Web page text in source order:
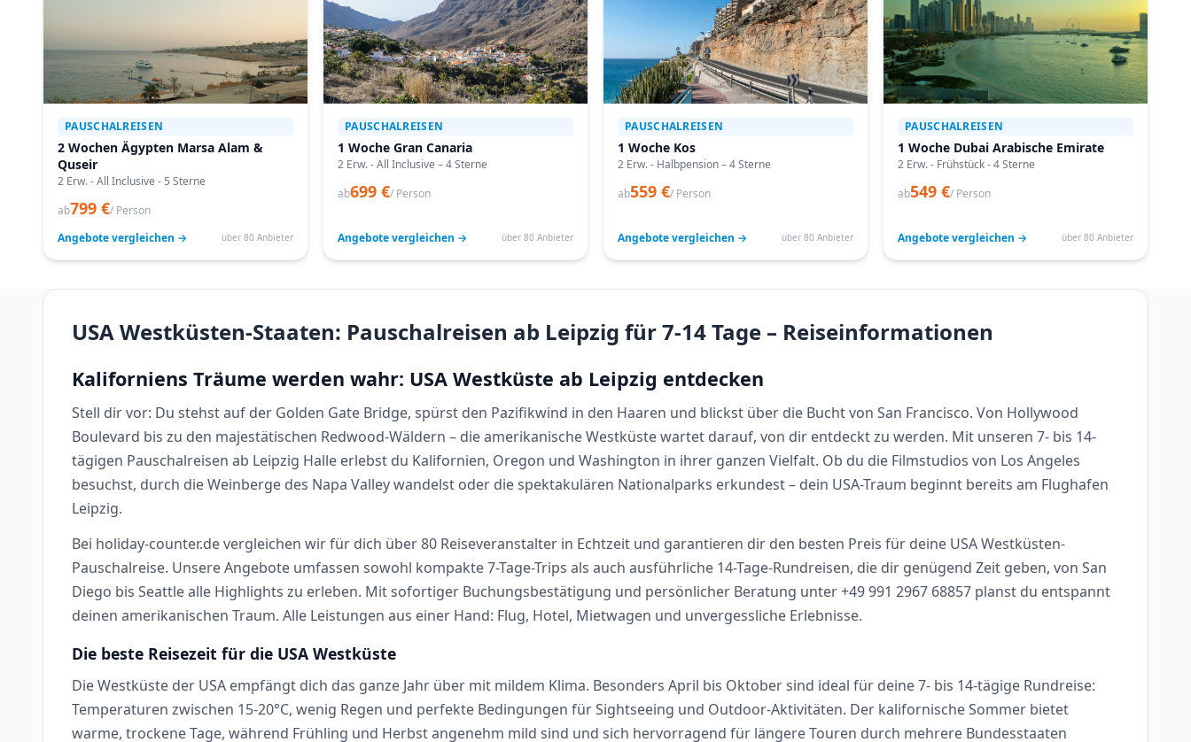
PAUSCHALREISEN
2 Wochen Ägypten Marsa Alam &
Quseir
2 Erw. - All Inclusive - 5 Sterne
ab799 €/ Person
Angebote vergleichen →
über 80 Anbieter
PAUSCHALREISEN
1 Woche Gran Canaria
2 Erw. - All Inclusive – 4 Sterne
ab699 €/ Person
Angebote vergleichen → über 80 Anbieter
PAUSCHALREISEN
1 Woche Kos
2 Erw. - Halbpension – 4 Sterne
ab559 €/ Person
Angebote vergleichen → über 80 Anbieter
PAUSCHALREISEN
1 Woche Dubai Arabische Emirate
2 Erw. - Frühstück - 4 Sterne
ab549 €/ Person
Angebote vergleichen → über 80 Anbieter
USA Westküsten-Staaten: Pauschalreisen ab Leipzig für 7-14 Tage – Reiseinformationen
Kaliforniens Träume werden wahr: USA Westküste ab Leipzig entdecken
Stell dir vor: Du stehst auf der Golden Gate Bridge, spürst den Pazifikwind in den Haaren und blickst über die Bucht von San Francisco. Von Hollywood
Boulevard bis zu den majestätischen Redwood-Wäldern – die amerikanische Westküste wartet darauf, von dir entdeckt zu werden. Mit unseren 7- bis 14-
tägigen Pauschalreisen ab Leipzig Halle erlebst du Kalifornien, Oregon und Washington in ihrer ganzen Vielfalt. Ob du die Filmstudios von Los Angeles
besuchst, durch die Weinberge des Napa Valley wandelst oder die spektakulären Nationalparks erkundest – dein USA-Traum beginnt bereits am Flughafen
Leipzig.
Bei holiday-counter.de vergleichen wir für dich über 80 Reiseveranstalter in Echtzeit und garantieren dir den besten Preis für deine USA Westküsten-
Pauschalreise. Unsere Angebote umfassen sowohl kompakte 7-Tage-Trips als auch ausführliche 14-Tage-Rundreisen, die dir genügend Zeit geben, von San
Diego bis Seattle alle Highlights zu erleben. Mit sofortiger Buchungsbestätigung und persönlicher Beratung unter +49 991 2967 68857 planst du entspannt
deinen amerikanischen Traum. Alle Leistungen aus einer Hand: Flug, Hotel, Mietwagen und unvergessliche Erlebnisse.
Die beste Reisezeit für die USA Westküste
Die Westküste der USA empfängt dich das ganze Jahr über mit mildem Klima. Besonders April bis Oktober sind ideal für deine 7- bis 14-tägige Rundreise:
Temperaturen zwischen 15-20°C, wenig Regen und perfekte Bedingungen für Sightseeing und Outdoor-Aktivitäten. Der kalifornische Sommer bietet
warme, trockene Tage, während Frühling und Herbst angenehm mild sind und sich hervorragend für längere Touren durch mehrere Bundesstaaten